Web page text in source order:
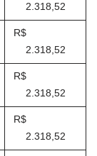
2.318,52
R$
2.318,52
R$
2.318,52
R$
2.318,52